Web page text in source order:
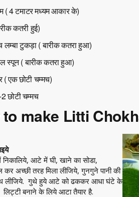
( 4 टमाटर मध्यम आकार के)
कतरी हुई)
टुकड़ा ( बारीक कतरा हुआ)
स्पून ( बारीक कतरा हुआ)
( एक छोटी चम्मच)
छोटी चम्मच
to make Litti
आटे में घी, खाने का सोडा,
अच्छी तरह मिला लीजिये, गुनगुने पानी की
लीजिये. गुथे हुये आटे को ढककर आधा घंटे के
बनाने के लिये आटा तैयार है.